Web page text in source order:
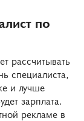
по
рассчитывать
специалиста,
и лучше
зарплата.
рекламе в